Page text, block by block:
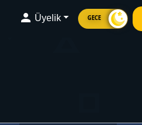
Üyelik GECE